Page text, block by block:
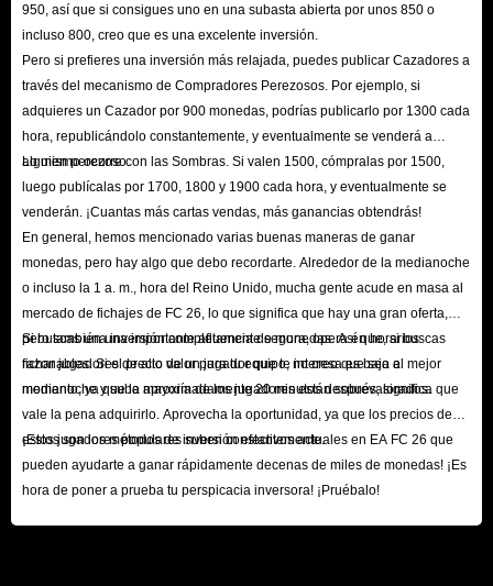
Transferencias en la aplicación web.
2. No inicie sesión en la cuenta durante el servicio.
3. Asegúrese de que su lista de transferencias esté vacía y tenga al menos 5
mil en su cuenta.
P: ¿Cómo obtener códigos de respaldo?
R:
superior derecha.
Si regresa a la página principal, haga clic en el icono de nuevo.
Seleccione la configuración de la cuenta.
Haga clic en 'Seguridad'.
Allí encontrará la sección de códigos de respaldo, donde deberá hacer
clic en 'Ver'.
Es posible que reciba un código de verificación por correo electrónico.
Este código aún no es correcto. Sin embargo, lo necesita para ver los
950, así que si consigues uno en una subasta abierta por unos 850 o
incluso 800, creo que es una excelente inversión.
Pero si prefieres una inversión más relajada, puedes publicar Cazadores a
través del mecanismo de Compradores Perezosos. Por ejemplo, si
adquieres un Cazador por 900 monedas, podrías publicarlo por 1300 cada
hora, republicándolo constantemente, y eventualmente se venderá a
alguien perezoso.
Lo mismo ocurre con las Sombras. Si valen 1500, cómpralas por 1500,
luego publícalas por 1700, 1800 y 1900 cada hora, y eventualmente se
venderán. ¡Cuantas más cartas vendas, más ganancias obtendrás!
En general, hemos mencionado varias buenas maneras de ganar
monedas, pero hay algo que debo recordarte. Alrededor de la medianoche
o incluso la 1 a. m., hora del Reino Unido, mucha gente acude en masa al
mercado de fichajes de FC 26, lo que significa que hay una gran oferta,
pero también una importante afluencia de monedas. Así que, si buscas
fichar jugadores de alto valor para tu equipo, no creo que sea el mejor
momento, ya que la mayoría de los jugadores están sobrevalorados.
Si buscas una inversión completamente segura, opera en horarios
razonables. Si el precio de un jugador que te interesa es bajo a
medianoche y sube aproximadamente 20 minutos después, significa que
vale la pena adquirirlo. Aprovecha la oportunidad, ya que los precios de
estos jugadores populares suben constantemente.
¡Estos son los métodos de inversión efectivos actuales en EA FC 26 que
pueden ayudarte a ganar rápidamente decenas de miles de monedas! ¡Es
hora de poner a prueba tu perspicacia inversora! ¡Pruébalo!